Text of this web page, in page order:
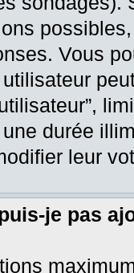
Vous
utilisateur
une durée
leur
je pas